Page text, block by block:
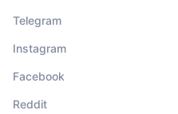
Telegram
Instagram
Facebook
Reddit